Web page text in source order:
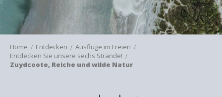
Home Entdecken
Ausflüge im Freien
Entdecken Sie unsere sechs Strände!
Zuydcoote, Reiche und wilde Natur